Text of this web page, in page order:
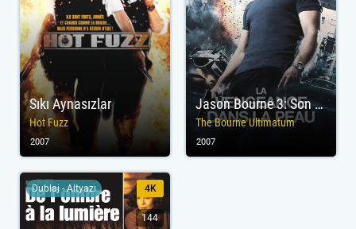
Sıkı Aynasızlar
Hot Fuzz
2007
Jason Bourne 3: Son Ultimatom
The Bourne Ultimatum
2007
Dublaj - Altyazı 4K
144